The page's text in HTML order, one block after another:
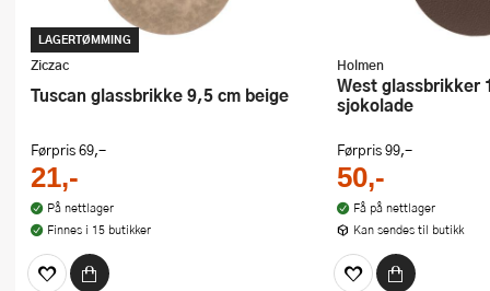
LAGERTØMMING
Ziczac
Tuscan glassbrikke 9,5 cm beige
Førpris69,-
21,-
På nettlager
Finnes i 15 butikker
Holmen
West glassbrikker 10cm 4stk mørk
sjokolade
Førpris99,-
50,-
Få på nettlager
Kan sendes til butikk